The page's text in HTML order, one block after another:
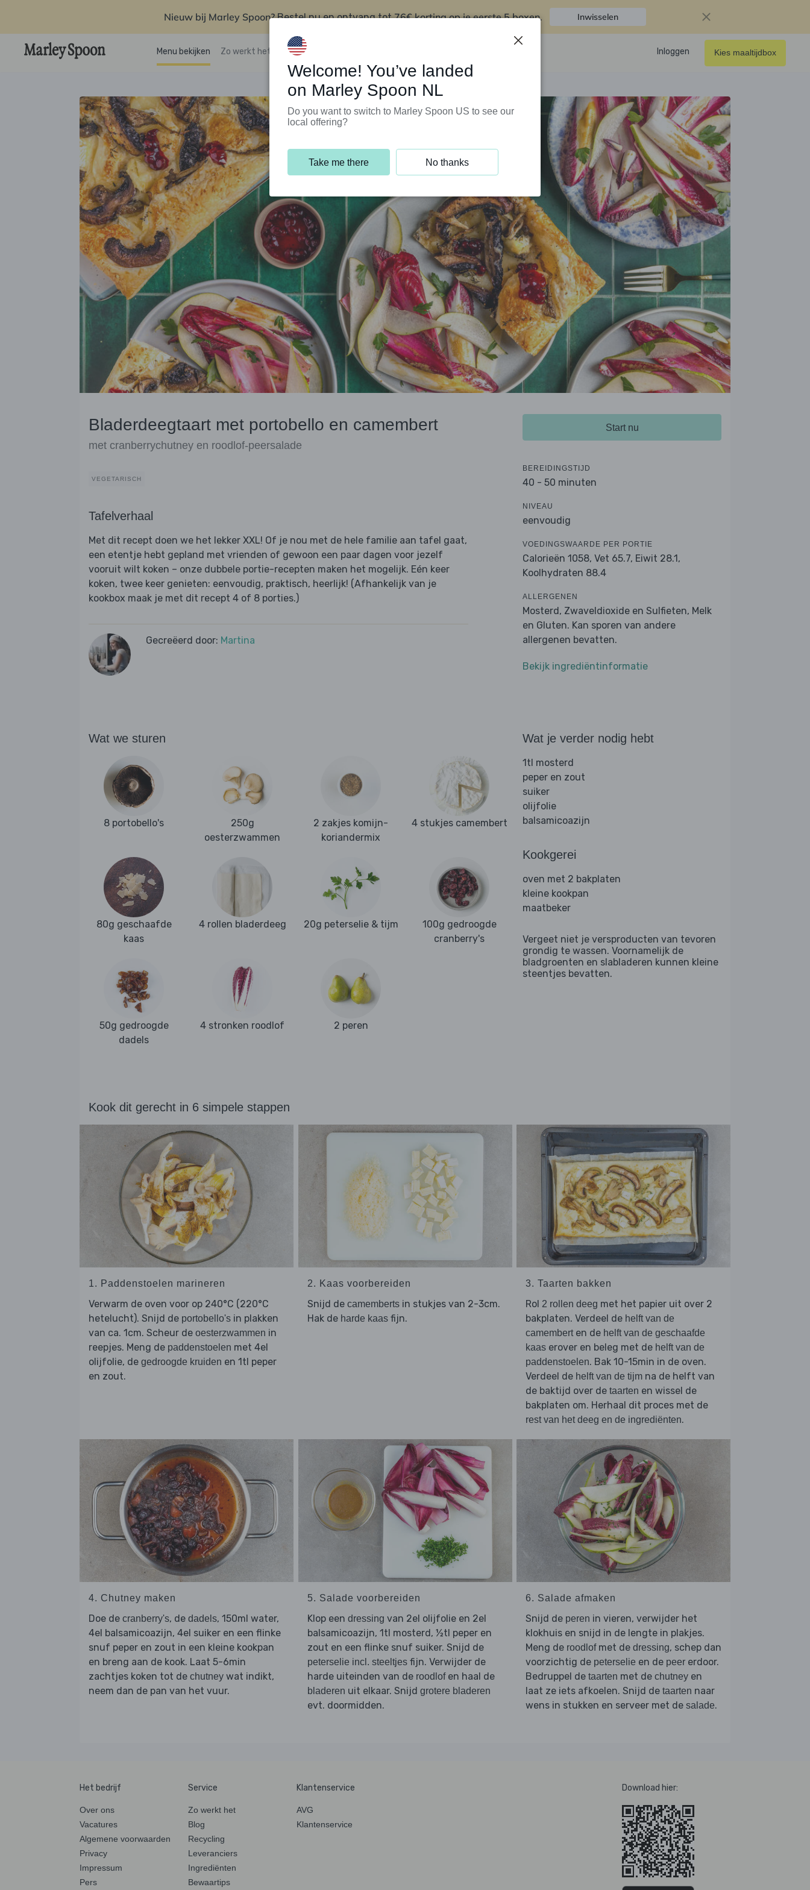
Nieuw bij Marley Spoon?Bestel nu en ontvang tot76€ korting op je eerste 5 boxen. Inwisselen
Menu bekijken Zo werkt het Klantenservice Inloggen Kies maaltijdbox
Bladerdeegtaart met portobello en camembert
met cranberrychutney en roodlof-peersalade
VEGETARISCH
Tafelverhaal
Met dit recept doen we het lekker XXL! Of je nou met de hele familie aan tafel gaat,
een etentje hebt gepland met vrienden of gewoon een paar dagen voor jezelf
vooruit wilt koken – onze dubbele portie-recepten maken het mogelijk. Eén keer
koken, twee keer genieten: eenvoudig, praktisch, heerlijk! (Afhankelijk van je
kookbox maak je met dit recept 4 of 8 porties.)
Gecreëerd door: Martina
Start nu
BEREIDINGSTIJD
40 - 50 minuten
NIVEAU
eenvoudig
VOEDINGSWAARDE PER PORTIE
Calorieën 1058, Vet 65.7, Eiwit 28.1,
Koolhydraten 88.4
ALLERGENEN
Mosterd, Zwaveldioxide en Sulfieten, Melk
en Gluten. Kan sporen van andere
allergenen bevatten.
Bekijk ingrediëntinformatie
Wat we sturen
8 portobello's
250g
oesterzwammen
2 zakjes komijn-
koriandermix
4 stukjes camembert
80g geschaafde
kaas
4 rollen bladerdeeg 20g peterselie & tijm
100g gedroogde
cranberry's
50g gedroogde
dadels
4 stronken roodlof 2 peren
Wat je verder nodig hebt
1tl mosterd
peper en zout
suiker
olijfolie
balsamicoazijn
Kookgerei
oven met 2 bakplaten
kleine kookpan
maatbeker
Vergeet niet je versproducten van tevoren
grondig te wassen. Voornamelijk de
bladgroenten en slabladeren kunnen kleine
steentjes bevatten.
Kook dit gerecht in 6 simpele stappen
1. Paddenstoelen marineren
Verwarm de oven voor op 240°C (220°C
hetelucht). Snijd de portobello's in plakken
van ca. 1cm. Scheur de oesterzwammen in
reepjes. Meng de paddenstoelen met 4el
olijfolie, de gedroogde kruiden en 1tl peper
en zout.
2. Kaas voorbereiden
Snijd de camembertsin stukjes van 2-3cm.
Hak de harde kaasfijn.
3. Taarten bakken
Rol 2 rollen deeg met het papier uit over 2
bakplaten. Verdeel de helft van de
camemberten de helft van de geschaafde
kaas erover en beleg met de helft van de
paddenstoelen. Bak 10-15min in de oven.
Verdeel de helft van de tijm na de helft van
de baktijd over de taarten en wissel de
bakplaten om. Herhaal dit proces met de
rest van het deeg en de ingrediënten.
4. Chutney maken
Doe de cranberry's, de dadels, 150ml water,
4el balsamicoazijn, 4el suiker en een flinke
snuf peper en zout in een kleine kookpan
en breng aan de kook. Laat 5-6min
zachtjes koken tot de chutney wat indikt,
neem dan de pan van het vuur.
5. Salade voorbereiden
Klop een dressing van 2el olijfolie en 2el
balsamicoazijn, 1tl mosterd, ½tl peper en
zout en een flinke snuf suiker. Snijd de
peterselie incl. steeltjesfijn. Verwijder de
harde uiteinden van de roodlofen haal de
bladeren uit elkaar. Snijd grotere bladeren
evt. doormidden.
6. Salade afmaken
Snijd de peren in vieren, verwijder het
klokhuis en snijd in de lengte in plakjes.
Meng de roodlofmet de dressing, schep dan
voorzichtig de peterselie en de peer erdoor.
Bedruppel de taarten met de chutney en
laat ze iets afkoelen. Snijd de taarten naar
wens in stukken en serveer met de salade.
Het bedrijf
Over ons
Vacatures
Algemene voorwaarden
Privacy
Impressum
Pers
Service
Zo werkt het
Blog
Recycling
Leveranciers
Ingrediënten
Bewaartips
Klantenservice
AVG
Klantenservice
Download hier:
Welcome! You’ve landed
on Marley Spoon NL
Do you want to switch to Marley Spoon US to see our
local offering?
Take me there No thanks